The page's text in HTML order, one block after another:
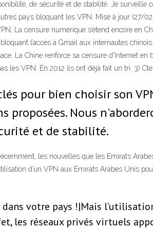
de sécurité et de stabilité. Je surveille
pays bloquant les VPN. Mise à jour (27/
La censure numérique s’étend encore en
l’accès à Gmail aux internautes
La Chine renforce sa censure d'Internet
les VPN. En 2012 ils ont déjà fait un tri. 3)
pour bien choisir son
Nous
et de stabilité.
les nouvelles que les Emirats
d’un VPN aux Emirats Arabes Unis
votre pays !|Mais
les réseaux privés virtuels